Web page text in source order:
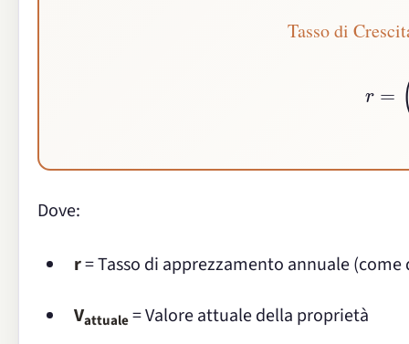
Tasso di
Dove:
r= Tasso di apprezzamento annuale (come
Vattuale= Valore attuale della proprietà